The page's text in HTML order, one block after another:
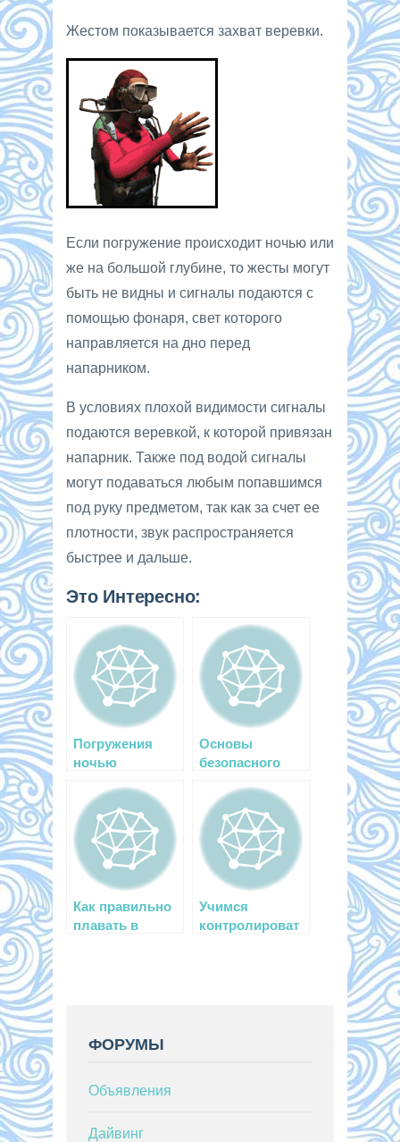
Жестом показывается захват веревки.
Если погружение происходит ночью или
же на большой глубине, то жесты могут
быть не видны и сигналы подаются с
помощью фонаря, свет которого
направляется на дно перед
напарником.
В условиях плохой видимости сигналы
подаются веревкой, к которой привязан
напарник. Также под водой сигналы
могут подаваться любым попавшимся
под руку предметом, так как за счет ее
плотности, звук распространяется
быстрее и дальше.
Это Интересно:
Погружения
ночью
Основы
безопасного
Как правильно
плавать в
Учимся
контролироват
ФОРУМЫ
Объявления
Дайвинг